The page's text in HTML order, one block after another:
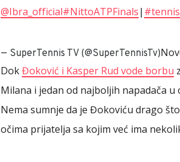
@Ibra_official#NittoATPFinals| #tennis
— SuperTennis TV (@SuperTennisTv)
DokĐoković i Kasper Rud vode borbu
Milana i jedan od najboljih napadača
Nema sumnje da je Đokoviću drago
očima prijatelja sa kojim već ima